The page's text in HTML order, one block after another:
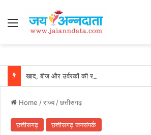
Menu
Home /राज्य/छत्तीसगढ़
छत्तीसगढ़ छत्तीसगढ़ जनसंपर्क